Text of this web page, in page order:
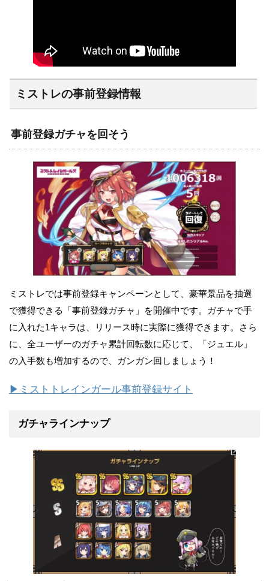
ミストレの事前登録情報
事前登録ガチャを回そう
ミストレでは事前登録キャンペーンとして、豪華景品を抽選
で獲得できる「事前登録ガチャ」を開催中です。ガチャで手
に入れた1キャラは、リリース時に実際に獲得できます。さら
に、全ユーザーのガチャ累計回転数に応じて、「ジュエル」
の入手数も増加するので、ガンガン回しましょう！
▶ミストトレインガール事前登録サイト
ガチャラインナップ